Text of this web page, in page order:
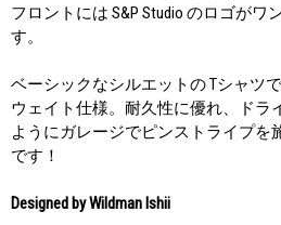
フロントには S&P Studio のロゴがワ
す。
ベーシックなシルエットの Tシャツ
ウェイト仕様。耐久性に優れ、ドラ
ようにガレージでピンストライプを
です！
Designed by Wildman Ishii